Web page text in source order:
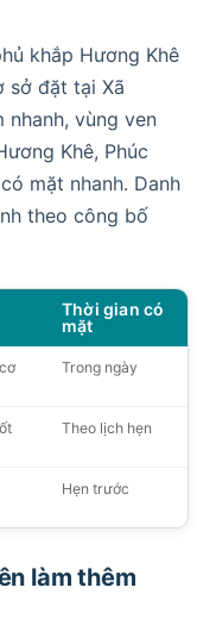
khắp Hương Khê
sở đặt tại Xã
nhanh, vùng ven
Khê, Phúc
mặt nhanh. Danh
theo công bố
Thời gian có
mặt
Trong ngày
Theo lịch hẹn
Hẹn trước
làm thêm